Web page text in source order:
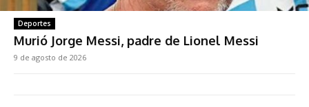
Deportes
Murió Jorge Messi, padre de Lionel Messi
9 de agosto de 2026